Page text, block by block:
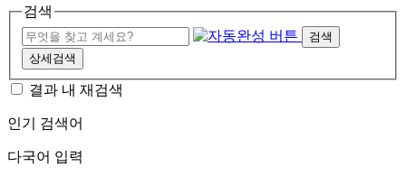
검색
검색
상세검색
결과 내 재검색
인기 검색어
다국어 입력